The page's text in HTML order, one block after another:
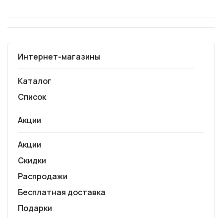
Интернет-магазины
Каталог
Список
Акции
Акции
Скидки
Распродажи
Бесплатная доставка
Подарки